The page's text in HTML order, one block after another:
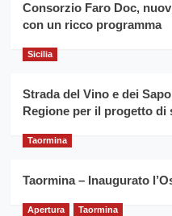
Franco
Caruso
Consorzio Faro Doc,
con un ricco programma
Sicilia
Strada del Vino e dei
Regione per il progetto
Taormina
Taormina – Inaugurato
Apertura Taormina